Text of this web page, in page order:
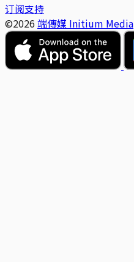
订阅支持
©2026 端傳媒 Initium Media